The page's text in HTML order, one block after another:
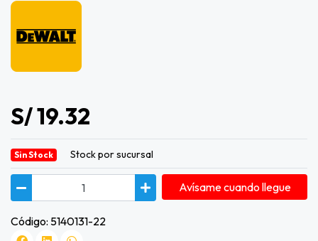
S/ 19.32
Sin Stock Stock por sucursal
Avísame cuando llegue
Código: 5140131-22